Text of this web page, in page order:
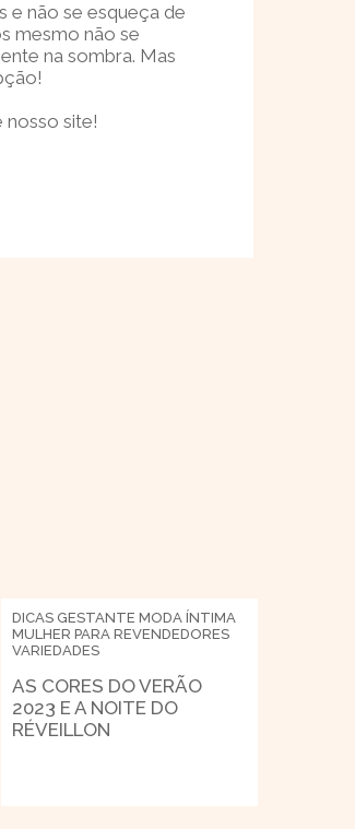
e não se esqueça de
mesmo não se
na sombra. Mas
nosso site!
DICAS GESTANTE MODA ÍNTIMA
MULHER PARA REVENDEDORES
VARIEDADES
AS CORES DO VERÃO
2023 E A NOITE DO
RÉVEILLON